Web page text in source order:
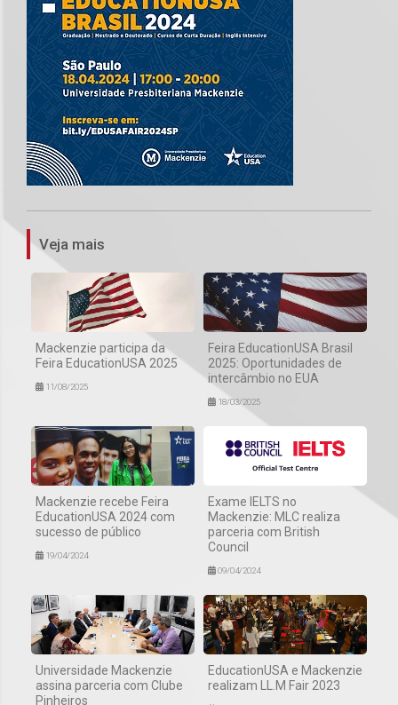
Veja mais
Mackenzie participa da
Feira EducationUSA 2025
11/08/2025
Feira EducationUSA Brasil
2025: Oportunidades de
intercâmbio no EUA
18/03/2025
Mackenzie recebe Feira
EducationUSA 2024 com
sucesso de público
19/04/2024
Exame IELTS no
Mackenzie: MLC realiza
parceria com British
Council
09/04/2024
Universidade Mackenzie
assina parceria com Clube
Pinheiros
EducationUSA e Mackenzie
realizam LL.M Fair 2023